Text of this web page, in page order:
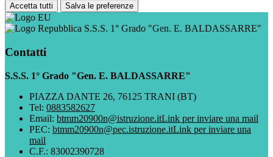
Accetta tutti Salva le preferenze
S.S.S. 1° Grado "Gen. E. BALDASSARRE"
Contatti
S.S.S. 1° Grado "Gen. E. BALDASSARRE"
PIAZZA DANTE 26, 76125 TRANI (BT)
Tel: 0883582627
Email: btmm20900n@istruzione.itLink per inviare una mail
PEC: btmm20900n@pec.istruzione.itLink per inviare una
mail
C.F.: 83002390728